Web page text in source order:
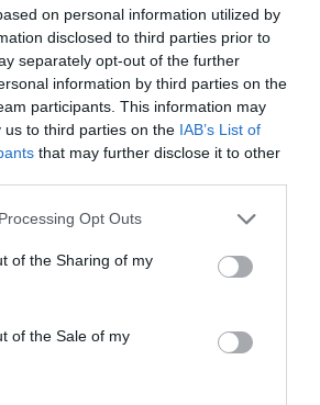
on personal information utilized by
disclosed to third parties prior to
separately opt-out of the further
information by third parties on the
participants. This information may
us to third parties on the IAB’s List of
that may further disclose it to other
Opt Outs
of the Sharing of my
of the Sale of my
FAIRE UN DON
aux lecteurs !